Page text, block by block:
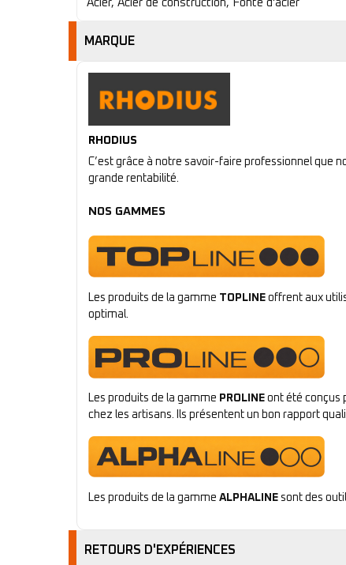
Acier, Acier de construction, Fonte d'acier
MARQUE
RHODIUS
C’est grâce à notre savoir-faire professionnel que
grande rentabilité.
NOS GAMMES
Les produits de la gamme TOPLINE offrent aux
optimal.
Les produits de la gamme PROLINE ont été conçus
chez les artisans. Ils présentent un bon rapport
Les produits de la gamme ALPHALINE sont des
RETOURS D'EXPÉRIENCES